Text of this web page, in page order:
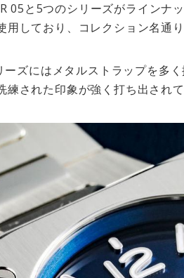
05と5つのシリーズがラインナ
用しており、コレクション名通
ズにはメタルストラップを多
練された印象が強く打ち出されて